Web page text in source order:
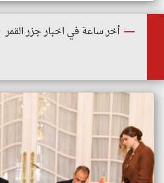
أخر ساعة في اخبار جزر القمر